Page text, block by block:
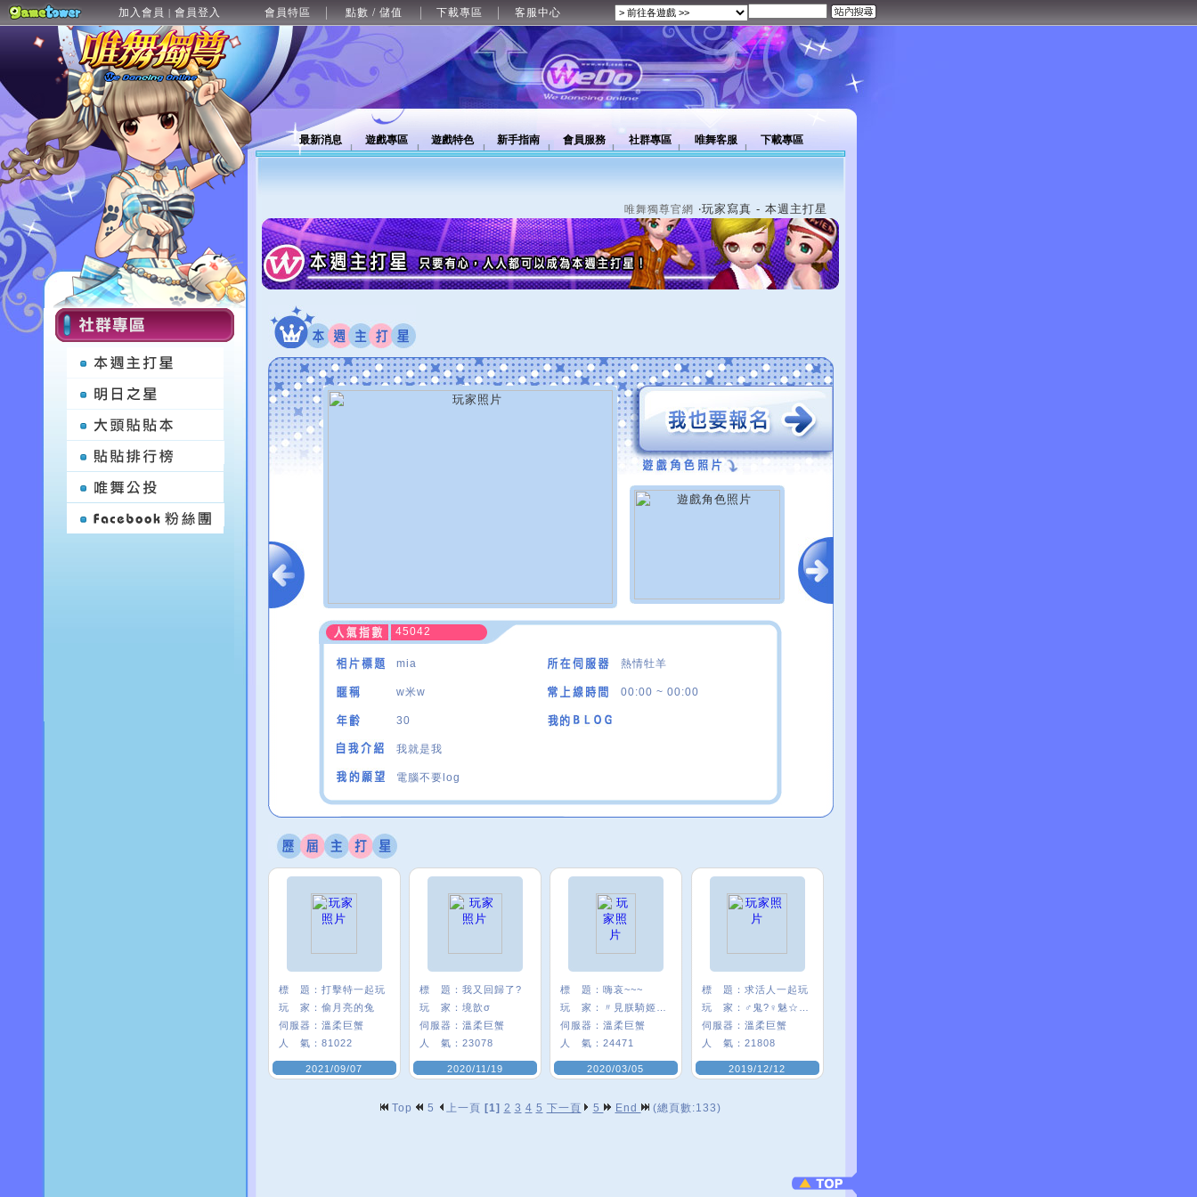
加入會員 | 會員登入 會員特區 點數 / 儲值 下載專區 客服中心
最新消息 遊戲專區 遊戲特色 新手指南 會員服務 社群專區 唯舞客服 下載專區
唯舞獨尊官網 ‧玩家寫真 - 本週主打星
45042
mia 熱情牡羊
w米w 00:00 ~ 00:00
30
我就是我
電腦不要log
標 題： 打擊特一起玩
玩 家： 偷月亮的兔
伺服器： 溫柔巨蟹
人 氣： 81022
2021/09/07
標 題： 我又回歸了?
玩 家： 境歆σ
伺服器： 溫柔巨蟹
人 氣： 23078
2020/11/19
標 題： 嗨哀~~~
玩 家：
伺服器： 溫柔巨蟹
人 氣： 24471
2020/03/05
標 題： 求活人一起玩
玩 家：
伺服器： 溫柔巨蟹
人 氣： 21808
2019/12/12
Top 5 上一頁 [1] 2 3 4 5 下一頁 5 End (總頁數:133)